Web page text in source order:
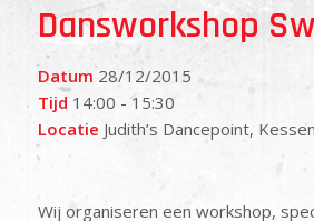
Dansworkshop
Datum 28/12/2015
Tijd 14:00 - 15:30
Locatie Judith’s Dancepoint,
Wij organiseren een workshop,